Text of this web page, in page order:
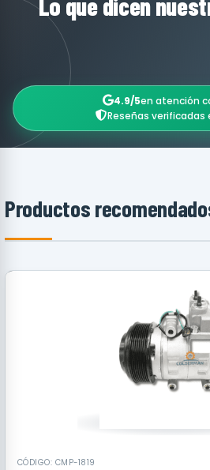
Lo que dicen
4.9/5en atención
Reseñas verificadas
Productos
CÓDIGO: CMP-1819